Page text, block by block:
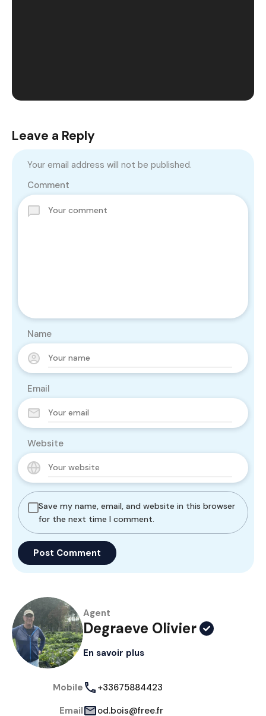
Leave a Reply
Your email address will not be published.
Comment
Name
Email
Website
Save my name, email, and website in this browser
for the next time I comment.
Agent
Degraeve Olivier
En savoir plus
Mobile
+33675884423
Email
od.bois@free.fr